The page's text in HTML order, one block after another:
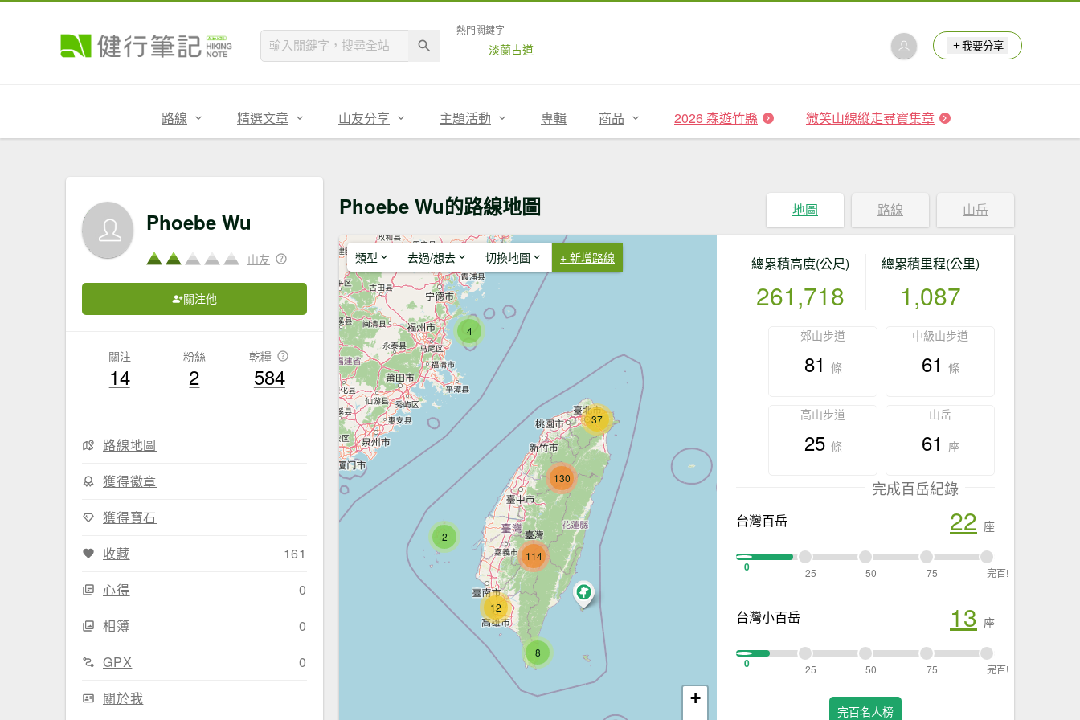
熱門關鍵字
淡蘭古道 我要分享
路線 精選文章 山友分享 主題活動 專輯 商品 2026 森遊竹縣 微笑山線縱走尋寶集章
Phoebe Wu
山友
關注他
關注
14
粉絲
2
乾糧
584
路線地圖
獲得徽章
獲得寶石
收藏
161
心得
0
相簿
0
GPX
0
關於我
Phoebe Wu的路線地圖 地圖 路線 山岳
類型 去過/想去 切換地圖 + 新增路線
4
2
8
12
114
130
37
+
總累積高度(公尺)
261,718
總累積里程(公里)
1,087
郊山步道
81 條
中級山步道
61 條
高山步道
25 條
山岳
61 座
完成百岳紀錄
台灣百岳 22 座
0 25 50 75 完百!
台灣小百岳 13 座
0 25 50 75 完百!
完百名人榜